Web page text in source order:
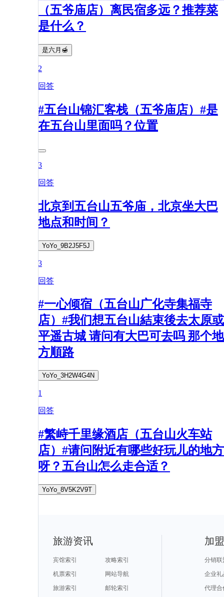
（五爷庙店）离民宿多远？推荐菜
是什么？
是六月🍯
2
回答
#五台山锦汇客栈（五爷庙店）#是
在五台山里面吗？位置
3
回答
北京到五台山五爷庙，北京坐大巴
地点和时间？
YoYo_9B2J5F5J
3
回答
#一心倾宿（五台山广化寺集福寺
店）#我们想五台山結束後去太原或
平遥古城 请问有大巴可去吗 那个地
方順路
YoYo_3H2W4G4N
1
回答
#繁峙千里缘酒店（五台山火车站
店）#请问附近有哪些好玩儿的地方
呀？五台山怎么走合适？
YoYo_8V5K2V9T
旅游资讯
宾馆索引
攻略索引
机票索引
网站导航
旅游索引
邮轮索引
加
分销联
企业礼
代理合